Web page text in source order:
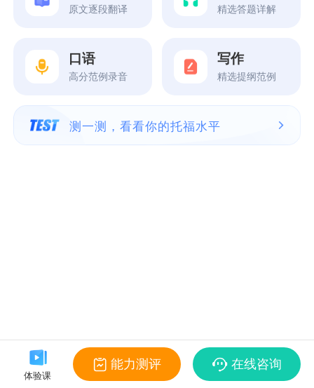
原文逐段翻译 精选答题详解
口语
高分范例录音
写作
精选提纲范例
测一测，看看你的托福水平
体验课
能力测评 在线咨询